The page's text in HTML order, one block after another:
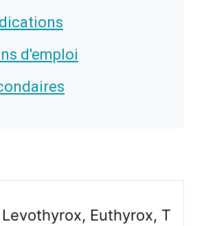
d'emploi
Levothyrox, Euthyrox, T